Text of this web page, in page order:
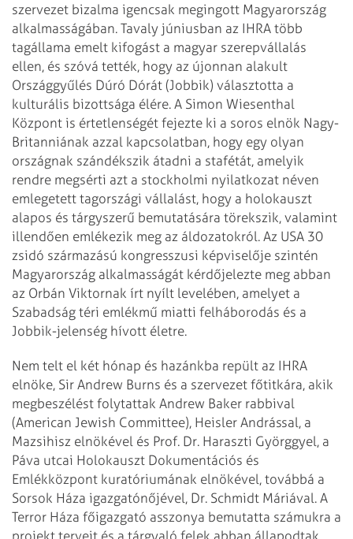
szervezet bizalma igencsak megingott Magyarország
alkalmasságában. Tavaly júniusban az IHRA több
tagállama emelt kifogást a magyar szerepvállalás
ellen, és szóvá tették, hogy az újonnan alakult
Országgyűlés Dúró Dórát (Jobbik) választotta a
kulturális bizottsága élére. A Simon Wiesenthal
Központ is értetlenségét fejezte ki a soros elnök Nagy-
Britanniának azzal kapcsolatban, hogy egy olyan
országnak szándékszik átadni a stafétát, amelyik
rendre megsérti azt a stockholmi nyilatkozat néven
emlegetett tagországi vállalást, hogy a holokauszt
alapos és tárgyszerű bemutatására törekszik, valamint
illendően emlékezik meg az áldozatokról. Az USA 30
zsidó származású kongresszusi képviselője szintén
Magyarország alkalmasságát kérdőjelezte meg abban
az Orbán Viktornak írt nyílt levelében, amelyet a
Szabadság téri emlékmű miatti felháborodás és a
Jobbik-jelenség hívott életre.
Nem telt el két hónap és hazánkba repült az IHRA
elnöke, Sir Andrew Burns és a szervezet főtitkára, akik
megbeszélést folytattak Andrew Baker rabbival
(American Jewish Committee), Heisler Andrással, a
Mazsihisz elnökével és Prof. Dr. Haraszti Györggyel, a
Páva utcai Holokauszt Dokumentációs és
Emlékközpont kuratóriumának elnökével, továbbá a
Sorsok Háza igazgatónőjével, Dr. Schmidt Máriával. A
Terror Háza főigazgató asszonya bemutatta számukra a